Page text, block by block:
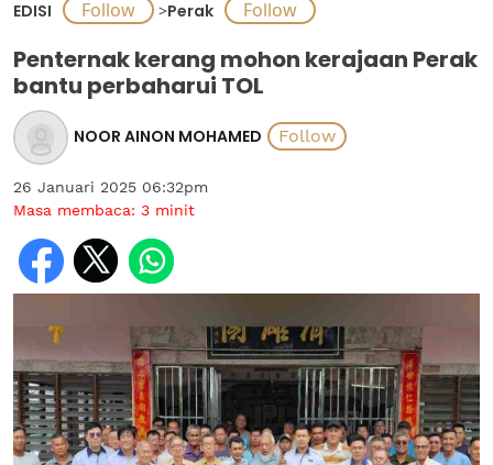
EDISI >Perak
Penternak kerang mohon kerajaan Perak
bantu perbaharui TOL
NOOR AINON MOHAMED
26 Januari 2025 06:32pm
Masa membaca: 3 minit